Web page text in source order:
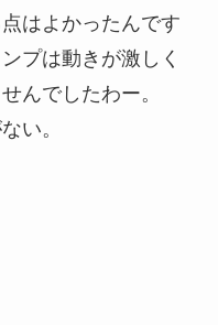
はよかったんです
プは動きが激しく
んでしたわー。
い。